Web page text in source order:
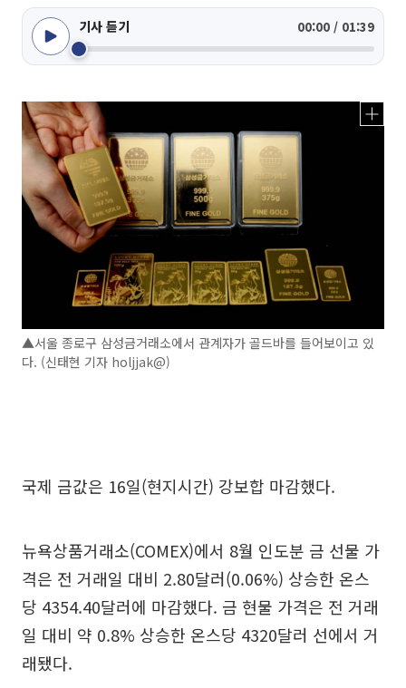
기사 듣기 00:00 / 01:39
▲서울 종로구 삼성금거래소에서 관계자가 골드바를 들어보이고 있
다. (신태현 기자 holjjak@)
국제 금값은 16일(현지시간) 강보합 마감했다.
뉴욕상품거래소(COMEX)에서 8월 인도분 금 선물 가
격은 전 거래일 대비 2.80달러(0.06%) 상승한 온스
당 4354.40달러에 마감했다. 금 현물 가격은 전 거래
일 대비 약 0.8% 상승한 온스당 4320달러 선에서 거
래됐다.